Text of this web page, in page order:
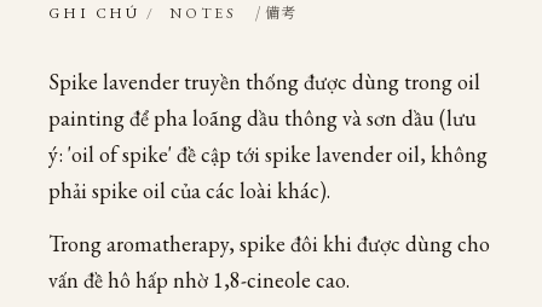
GHI CHÚ/ NOTES / 備考
Spike lavender truyền thống được dùng trong oil
painting để pha loãng dầu thông và sơn dầu (lưu
ý: 'oil of spike' đề cập tới spike lavender oil, không
phải spike oil của các loài khác).
Trong aromatherapy, spike đôi khi được dùng cho
vấn đề hô hấp nhờ 1,8-cineole cao.